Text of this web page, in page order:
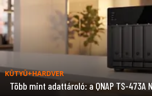
KÜTYÜ+HARDVER
Több mint adattároló: a QNAP TS-473A